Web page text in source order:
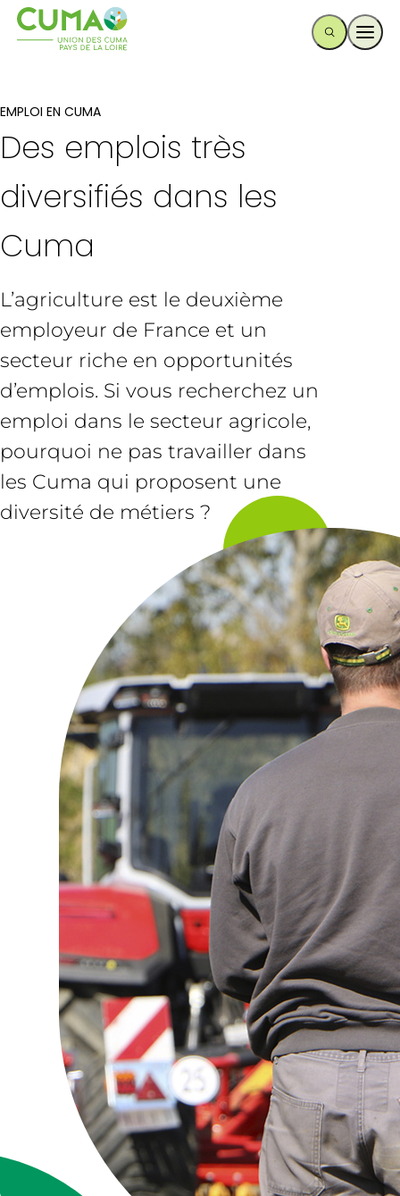
EMPLOI EN CUMA
Des emplois très
diversifiés dans les
Cuma
L’agriculture est le deuxième
employeur de France et un
secteur riche en opportunités
d’emplois. Si vous recherchez un
emploi dans le secteur agricole,
pourquoi ne pas travailler dans
les Cuma qui proposent une
diversité de métiers ?